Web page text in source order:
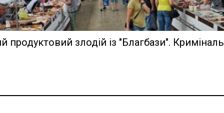
продуктовий злодій із "Благбази".